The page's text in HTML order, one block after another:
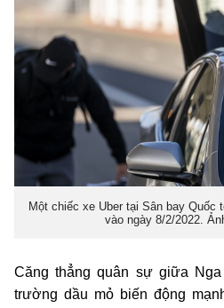
Một chiếc xe Uber tại Sân bay Quốc
vào ngày 8/2/2022.
Căng thẳng quân sự giữa
trường dầu mỏ biến động